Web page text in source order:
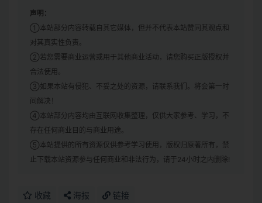
声明：
①本站部分内容转载自其它媒体，但并不代表本站赞同其观点和
对其真实性负责。
②若您需要商业运营或用于其他商业活动，请您购买正版授权并
合法使用。
③如果本站有侵犯、不妥之处的资源，请联系我们。将会第一时
间解决！
④本站部分内容均由互联网收集整理，仅供大家参考、学习，不
存在任何商业目的与商业用途。
⑤本站提供的所有资源仅供参考学习使用，版权归原著所有，禁
止下载本站资源参与任何商业和非法行为，请于24小时之内删除!
收藏 海报 链接